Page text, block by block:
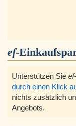
ef-
Unterstützen Sie ef
durch einen Klick
nichts zusätzlich
Angebots.